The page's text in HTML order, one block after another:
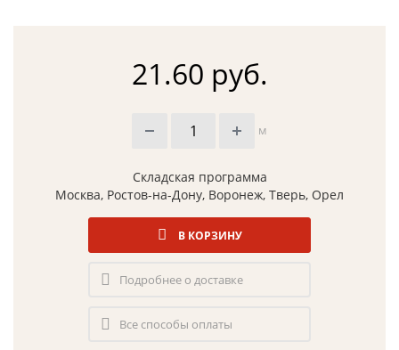
21.60 руб.
м
Складская программа
Москва, Ростов-на-Дону, Воронеж, Тверь, Орел
В КОРЗИНУ
Подробнее о доставке
Все способы оплаты